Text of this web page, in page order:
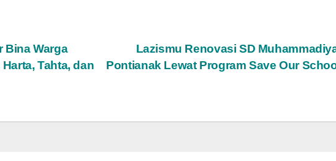
Lazismu Renovasi SD
Pontianak Lewat Program Save Our
Bina Warga
Tahta, dan